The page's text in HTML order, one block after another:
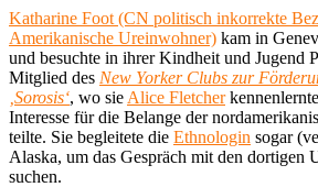
Katharine Foot (CN politisch inkorrekte
Amerikanische Ureinwohner) kam in
und besuchte in ihrer Kindheit und Jugend
Mitglied des New Yorker Clubs zur
‚Sorosis‘, wo sie Alice Fletcher
Interesse für die Belange der
teilte. Sie begleitete die Ethnologin sogar
Alaska, um das Gespräch mit den dortigen
suchen.